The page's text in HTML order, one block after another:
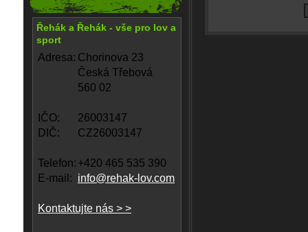
Řehák a Řehák - vše pro lov a
sport
Adresa: Chorinova 23
Česká Třebová
560 02
IČO:
26003147
DIČ:
CZ26003147
Telefon: +420 465 535 390
E-mail: info@rehak-lov.com
Kontaktujte nás > >